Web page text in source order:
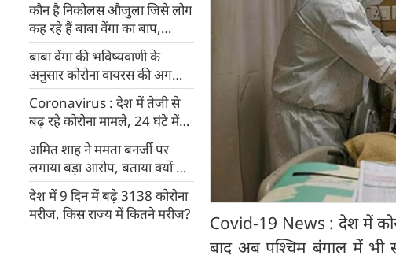
कौन है निकोलस औजुला जिसे लोग
कह रहे हैं बाबा वेंगा का बाप,
2025 में वर्ल्ड वॉर को लेकर की
सबसे खतरनाक भविष्यवाणी
बाबा वेंगा की भविष्यवाणी के
अनुसार कोरोना वायरस की अगली
लहर कब आएगी?
Coronavirus : देश में तेजी से
बढ़ रहे कोरोना मामले, 24 घंटे में
363 नए केस आए सामने
अमित शाह ने ममता बनर्जी पर
लगाया बड़ा आरोप, बताया क्‍यों कर
रहीं ऑपरेशन सिंदूर और वक्‍फ का
विरोध
देश में 9 दिन में बढ़े 3138 कोरोना
मरीज, किस राज्य में कितने मरीज?
Covid-19 News : देश में
बाद अब पश्चिम बंगाल में भी